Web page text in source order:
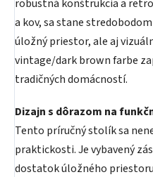
robustná konštrukcia a
a kov, sa stane
úložný priestor, ale aj
vintage/dark brown farbe
tradičných domácností.
Dizajn s dôrazom na
Tento príručný stolík sa
praktickosti. Je vybavený
dostatok úložného